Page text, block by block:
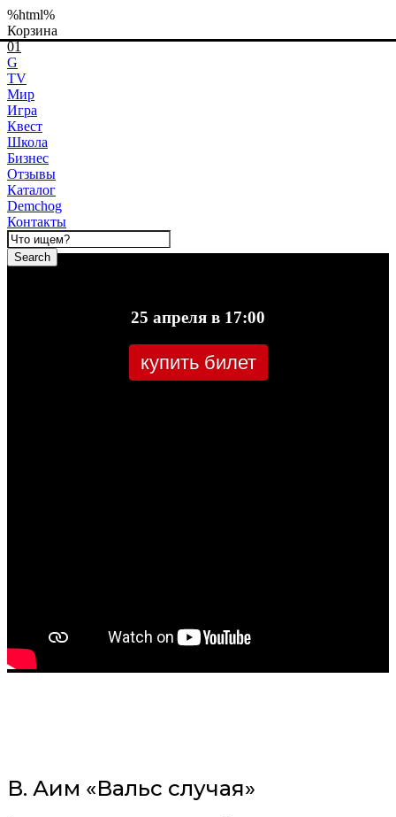
%html%
Корзина
01
G
TV
Мир
Игра
Квест
Школа
Бизнес
Отзывы
Каталог
Demchog
Контакты
Search
25 апреля в 17:00
купить билет
В. Аим «Вальс случая»